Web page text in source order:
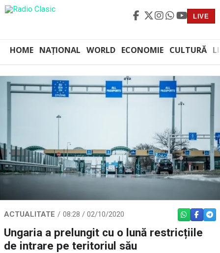
LIVE
HOME NAȚIONAL WORLD ECONOMIE CULTURĂ
ACTUALITATE 08:28 / 02/10/2020 WHATSAPP
Ungaria a prelungit cu o lună restricțiile
de intrare pe teritoriul său